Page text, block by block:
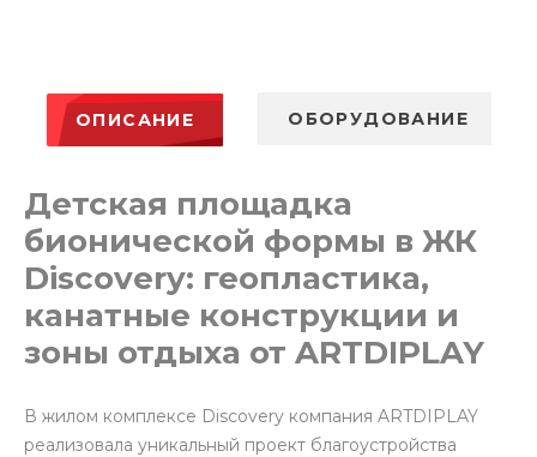
ОПИСАНИЕ ОБОРУДОВАНИЕ
Детская площадка
бионической формы в ЖК
Discovery: геопластика,
канатные конструкции и
зоны отдыха от ARTDIPLAY
В жилом комплексе Discovery компания ARTDIPLAY
реализовала уникальный проект благоустройства